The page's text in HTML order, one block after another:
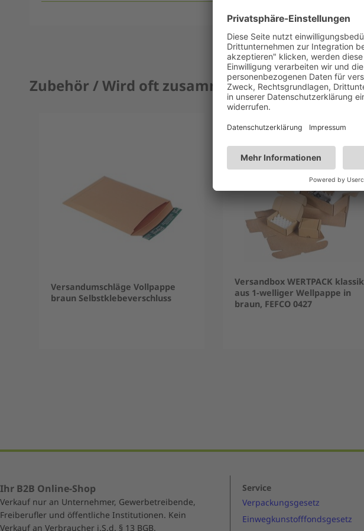
Zubehör / Wird oft zusammen gekauft
Versandumschläge Vollpappe
braun Selbstklebeverschluss
Versandbox WERTPACK klassik
aus 1-welliger Wellpappe in
braun, FEFCO 0427
Ihr B2B Online-Shop
Verkauf nur an Unternehmer, Gewerbetreibende,
Freiberufler und öffentliche Institutionen. Kein
Verkauf an Verbraucher i.S.d. § 13 BGB.
Service
Verpackungsgesetz
Einwegkunstofffondsgesetz